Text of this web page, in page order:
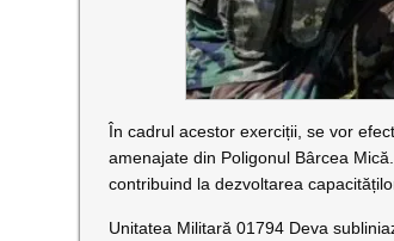
În cadrul acestor exerciții, se vor
amenajate din Poligonul Bârcea
contribuind la dezvoltarea
Unitatea Militară 01794 Deva